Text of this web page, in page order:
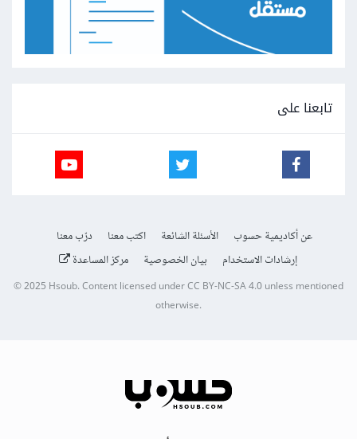
تابعنا على
عن أكاديمية حسوب الأسئلة الشائعة اكتب معنا
درّب معنا
إرشادات الاستخدام
بيان الخصوصية مركز المساعدة
© 2025Hsoub.Content licensed underCC BY-NC-SA 4.0unless mentioned
otherwise.